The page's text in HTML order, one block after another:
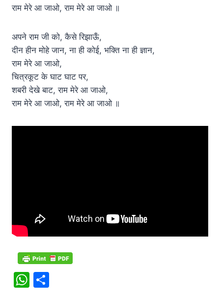
राम मेरे आ जाओ, राम मेरे आ जाओ ॥
अपने राम जी को, कैसे रिझाऊँ,
दीन हीन मोहे जान, ना ही कोई, भक्ति ना ही ज्ञान,
राम मेरे आ जाओ,
चित्रकूट के घाट घाट पर,
शबरी देखे बाट, राम मेरे आ जाओ,
राम मेरे आ जाओ, राम मेरे आ जाओ ॥
W